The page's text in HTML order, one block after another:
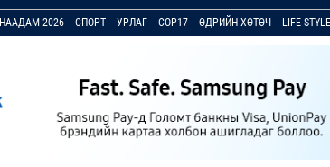
НААДАМ-2026 СПОРТ УРЛАГ COP17 ӨДРИЙН ХӨТӨЧ LIFE STYLE